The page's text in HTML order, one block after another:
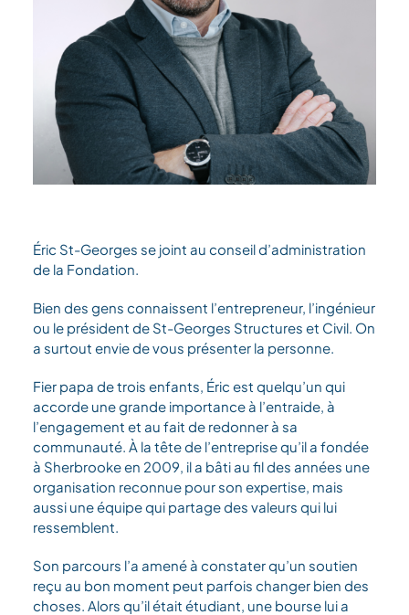
Éric St-Georges se joint au conseil d’administration
de la Fondation.
Bien des gens connaissent l’entrepreneur, l’ingénieur
ou le président de St-Georges Structures et Civil. On
a surtout envie de vous présenter la personne.
Fier papa de trois enfants, Éric est quelqu’un qui
accorde une grande importance à l’entraide, à
l’engagement et au fait de redonner à sa
communauté. À la tête de l’entreprise qu’il a fondée
à Sherbrooke en 2009, il a bâti au fil des années une
organisation reconnue pour son expertise, mais
aussi une équipe qui partage des valeurs qui lui
ressemblent.
Son parcours l’a amené à constater qu’un soutien
reçu au bon moment peut parfois changer bien des
choses. Alors qu’il était étudiant, une bourse lui a